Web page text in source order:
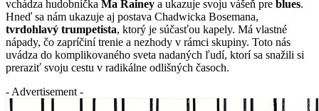
vchádza hudobníčka Ma Rainey a ukazuje svoju vášeň pre blues.
Hneď sa nám ukazuje aj postava Chadwicka Bosemana,
tvrdohlavý trumpetista, ktorý je súčasťou kapely. Má vlastné
nápady, čo zapríčiní trenie a nezhody v rámci skupiny. Toto nás
uvádza do komplikovaného sveta nadaných ľudí, ktorí sa snažili si
preraziť svoju cestu v radikálne odlišných časoch.
- Advertisement -